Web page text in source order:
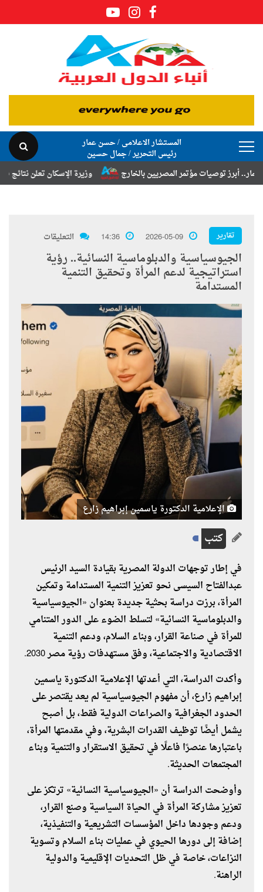
المستشار الاعلامى / حسن عمار
رئيس التحرير / جمال حسين
وزيرة الإسكان تعلن نتائج قرعة
مؤتمر المصريين بالخارج
تقارير 2026-05-09
14:36 التعليقات
الجيوسياسية والدبلوماسية النسائية.. رؤية
استراتيجية لدعم المرأة وتحقيق التنمية
المستدامة
الإعلامية الدكتورة ياسمين إبراهيم زارع
كتب
في إطار توجهات الدولة المصرية بقيادة السيد الرئيس
عبدالفتاح السيسى نحو تعزيز التنمية المستدامة وتمكين
المرأة، برزت دراسة بحثية جديدة بعنوان «الجيوسياسية
والدبلوماسية النسائية» لتسلط الضوء على الدور المتنامي
للمرأة في صناعة القرار، وبناء السلام، ودعم التنمية
الاقتصادية والاجتماعية، وفق مستهدفات رؤية مصر 2030.
وأكدت الدراسة، التي أعدتها الإعلامية الدكتورة ياسمين
إبراهيم زارع، أن مفهوم الجيوسياسية لم يعد يقتصر على
الحدود الجغرافية والصراعات الدولية فقط، بل أصبح
يشمل أيضًا توظيف القدرات البشرية، وفي مقدمتها المرأة،
باعتبارها عنصرًا فاعلًا في تحقيق الاستقرار والتنمية وبناء
المجتمعات الحديثة.
وأوضحت الدراسة أن «الجيوسياسية النسائية» ترتكز على
تعزيز مشاركة المرأة في الحياة السياسية وصنع القرار،
ودعم وجودها داخل المؤسسات التشريعية والتنفيذية،
إضافة إلى دورها الحيوي في عمليات بناء السلام وتسوية
النزاعات، خاصة في ظل التحديات الإقليمية والدولية
الراهنة.